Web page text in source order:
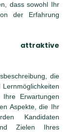
dass sowohl Ihr
der Erfahrung
die
Erwartungen
Aspekte, die Ihr
Kandidaten
Zielen Ihres